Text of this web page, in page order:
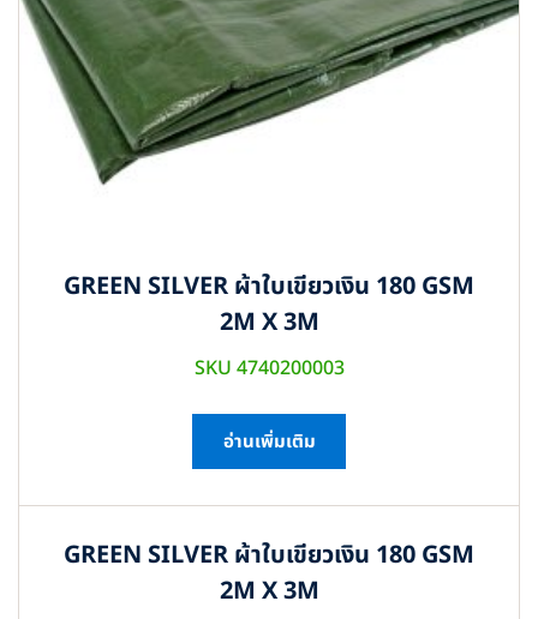
GREEN SILVER ผ้าใบเขียวเงิน 180 GSM
2M X 3M
SKU 4740200003
อ่านเพิ่มเติม
GREEN SILVER ผ้าใบเขียวเงิน 180 GSM
2M X 3M